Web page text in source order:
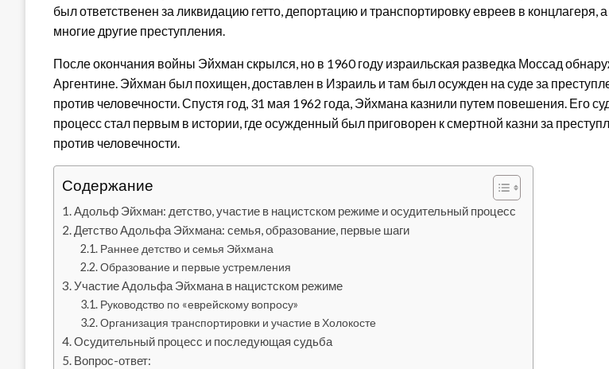
был ответственен за ликвидацию гетто, депортацию и транспортировку евреев в концлагеря, а
многие другие преступления.
После окончания войны Эйхман скрылся, но в 1960 году израильская разведка Моссад
Аргентине. Эйхман был похищен, доставлен в Израиль и там был осужден на суде за
против человечности. Спустя год, 31 мая 1962 года, Эйхмана казнили путем повешения. Его
процесс стал первым в истории, где осужденный был приговорен к смертной казни за
против человечности.
Содержание
Адольф Эйхман: детство, участие в нацистском режиме и осудительный процесс
Детство Адольфа Эйхмана: семья, образование, первые шаги
Раннее детство и семья Эйхмана
Образование и первые устремления
Участие Адольфа Эйхмана в нацистском режиме
Руководство по «еврейскому вопросу»
Организация транспортировки и участие в Холокосте
Осудительный процесс и последующая судьба
Вопрос-ответ: